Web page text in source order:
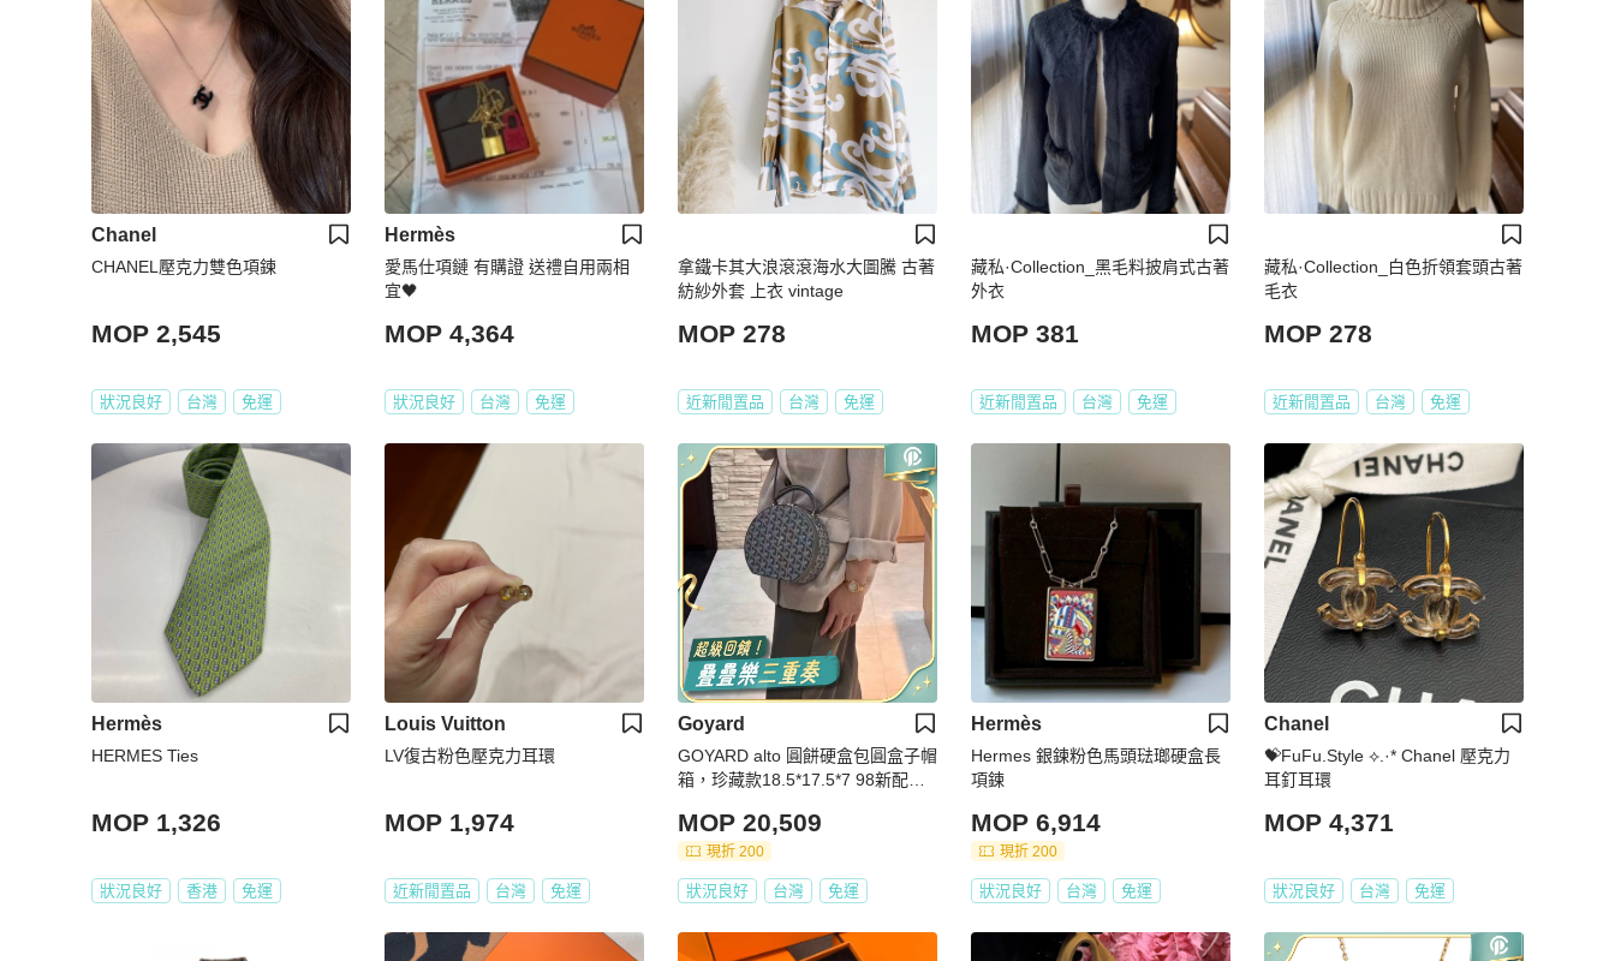
Chanel
CHANEL壓克力雙色項鍊
MOP 2,545
狀況良好 台灣 免運
Hermès
愛馬仕項鏈 有購證 送禮自用兩相
宜🖤
MOP 4,364
狀況良好 台灣 免運
拿鐵卡其大浪滾滾海水大圖騰 古著
紡紗外套 上衣 vintage
MOP 278
近新閒置品 台灣 免運
藏私·Collection_黑毛料披肩式古著
外衣
MOP 381
近新閒置品 台灣 免運
藏私·Collection_白色折領套頭古著
毛衣
MOP 278
近新閒置品 台灣 免運
Hermès
HERMES Ties
MOP 1,326
狀況良好 香港 免運
Louis Vuitton
LV復古粉色壓克力耳環
MOP 1,974
近新閒置品 台灣 免運
Goyard
GOYARD alto 圓餅硬盒包圓盒子帽
箱，珍藏款18.5*17.5*7 98新配件
MOP 20,509
現折 200
狀況良好 台灣 免運
Hermès
Hermes 銀鍊粉色馬頭琺瑯硬盒長
項鍊
MOP 6,914
現折 200
狀況良好 台灣 免運
Chanel
💝FuFu.Style ⟡.·* Chanel 壓克力
耳釘耳環
MOP 4,371
狀況良好 台灣 免運